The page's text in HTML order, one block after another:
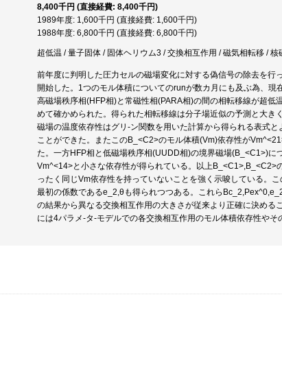
8,400千円 (直接経費: 8,400千円)
1989年度: 1,600千円 (直接経費: 1,600千円)
1988年度: 6,800千円 (直接経費: 6,800千円)
超低温 / 量子固体 / 固体ヘリウム3 / 交換相互作用 / 磁気相転移 /
前年度に判明した圧力セルの磁場変化に対する偽信号の除去を
開始した。1つのモル体積についてのrunが数カ月にも及ぶ為、
高磁場秩序相(HFP相)と常磁性相(PARA相)の間の相転移線が超
めて確かめられた。得られた相転移線は分子場近似の予測と大
磁場の温度依存性はグリ-ン関数を用いた計算から得られる表式
ことができた。またこのB_<C2>のモル体積(Vm)依存性が
た。一方HFP相と低磁場秩序相(UUDD相)の境界磁場(B_<C1>)
Vm^<14>と小さな依存性が得られている。以上B_<C1>,B_<C2>
ったく同じVm依存性を持っていないことを強く示唆している。
最初の係数であるe_2,θも得られつつある。これら
の結果から異なる交換相互作用の大きさが従来より正確に決め
には4パラメ-タ-モデルでの各交換相互作用のモル体積依存性や